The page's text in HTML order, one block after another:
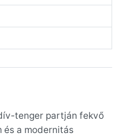
tenger partján fekvő
és a modernitás